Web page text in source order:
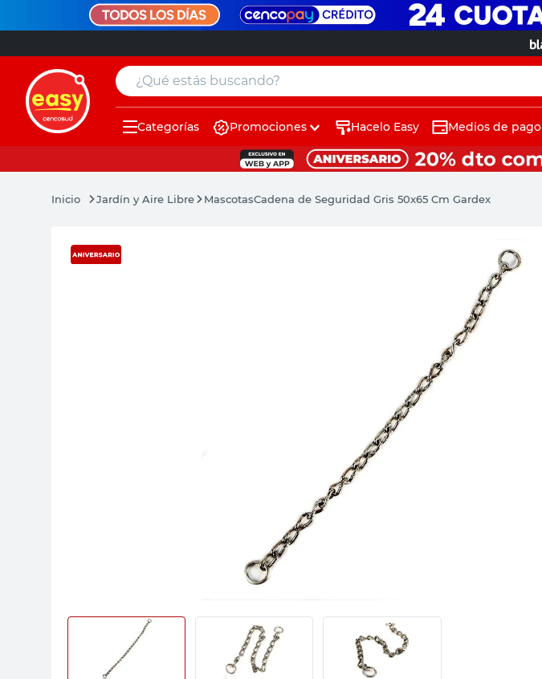
¿Qué estás buscando?
Categorías Promociones Hacelo Easy Medios de pago
Jardín y Aire Libre MascotasCadena de Seguridad Gris 50x65 Cm Gardex
muebles